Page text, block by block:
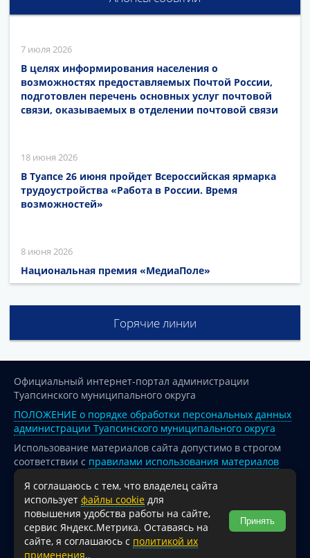
7 июля 2026
В целях информирования населения о
возможностях предоставляемых Почтой России,
подготовлен перечень основных услуг почтовой
связи, оказываемых в отделении почтовой связи
18 июня 2026
В Туапсе 26 июня пройдет Всероссийская ярмарка
трудоустройства «Работа в России. Время
возможностей»
8 июня 2026
Национальная премия «МедиаПоле»
Горячие линии
Официальный интернет-портал администрации
Туапсинского муниципального округа
ПОЛОЖЕНИЕ о порядке обработки персональных данных
администрации Туапсинского муниципального округа
Использование материалов сайта допустимо в строгом
соответствии с правилами использования материалов
опубликованных на сайте
При перепечатке и использовании информации ссылка
на источник обязательна.
Для сайтов и страниц сети Интернет обязательна
активная гиперссылка на официальный интернет-портал
Я соглашаюсь с тем, что владелец сайта
использует файлы cookie для
повышения удобства работы на сайте,
сервис Яндекс.Метрика. Оставаясь на
сайте, я соглашаюсь с политикой их
применения..
Принять